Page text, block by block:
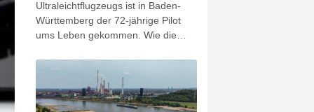
Ultraleichtflugzeugs ist in Baden-
Württemberg der 72-jährige Pilot
ums Leben gekommen. Wie die
das Flugzeug am
Samstagnachmittag in der
Gemeinde Dunningen ab. Die
Ursache war noch unklar. Nach